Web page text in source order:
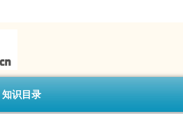
知识目录